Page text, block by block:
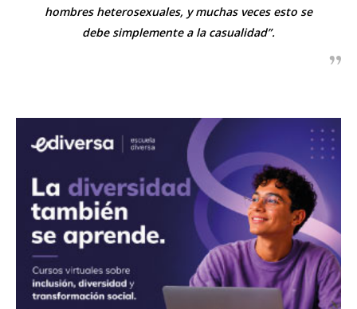
hombres heterosexuales, y muchas veces esto se
debe simplemente a la casualidad”.